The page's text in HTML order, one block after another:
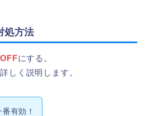
処方法
にする。
しく説明します。
有効！